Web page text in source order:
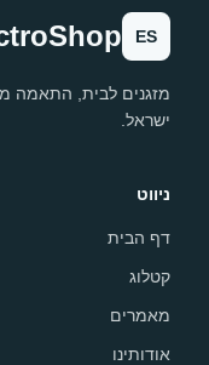
ES
מזגנים לבית, התאמה
ישראל.
ניווט
דף הבית
קטלוג
מאמרים
אודותינו